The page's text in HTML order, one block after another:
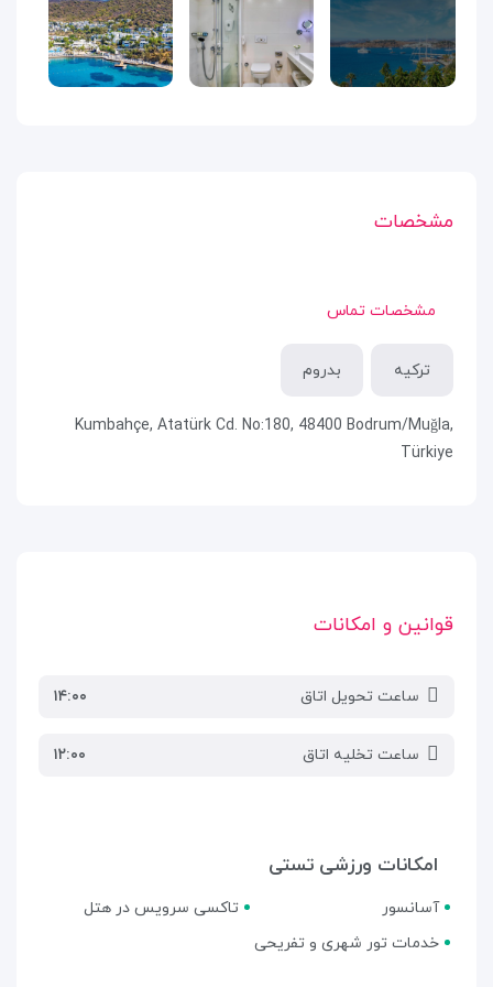
مشخصات
مشخصات تماس
ترکیه بدروم
Kumbahçe, Atatürk Cd. No:180, 48400 Bodrum/Muğla,
Türkiye
قوانین و امکانات
ساعت تحویل اتاق ۱۴:۰۰
ساعت تخلیه اتاق ۱۲:۰۰
امکانات ورزشی تستی
آسانسور
تاکسی سرویس در هتل
خدمات تور شهری و تفریحی